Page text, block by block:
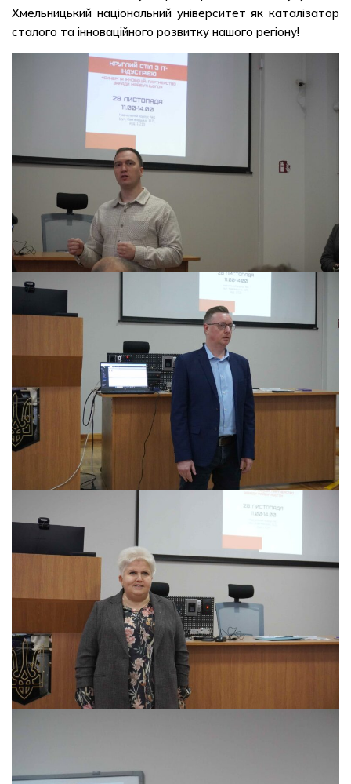
Хмельницький національний університет як каталізатор
сталого та інноваційного розвитку нашого регіону!